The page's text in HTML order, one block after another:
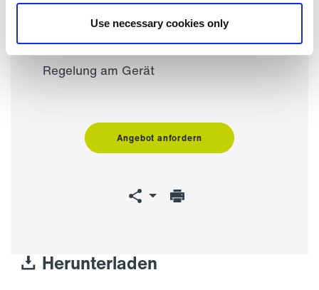
Use necessary cookies only
Steuerungen
Regelung am Gerät
Angebot anfordern
Herunterladen